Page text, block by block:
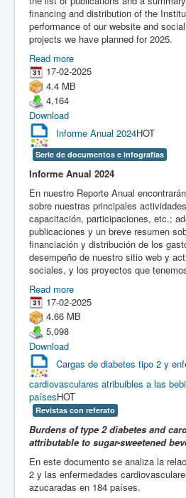
financing and distribution of the
performance of our website and
projects we have planned for 2025.
Read more
17-02-2025
4.4 MB
4,164
Download
Informe Anual 2024HOT
Serie de documentos e infografías
Informe Anual 2024
En nuestro Reporte Anual
sobre nuestras principales
capacitación, participaciones, etc.;
publicaciones y un breve resumen
financiación y distribución de los
desempeño de nuestro sitio web y
sociales, y los proyectos que
Read more
17-02-2025
4.66 MB
5,098
Download
Cargas de diabetes tipo 2 y
cardiovasculares atribuibles a las
paísesHOT
Revistas con referato
Burdens of type 2 diabetes and
attributable to sugar-sweetened
En este documento se analiza la
2 y las enfermedades
azucaradas en 184 países.